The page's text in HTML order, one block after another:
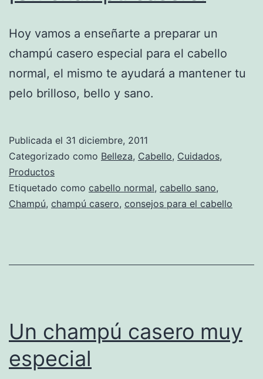
Hoy vamos a enseñarte a preparar un
champú casero especial para el cabello
normal, el mismo te ayudará a mantener tu
pelo brilloso, bello y sano.
Publicada el 31 diciembre, 2011
Categorizado como Belleza, Cabello, Cuidados,
Productos
Etiquetado como cabello normal, cabello sano,
Champú, champú casero, consejos para el cabello
Un champú casero muy
especial